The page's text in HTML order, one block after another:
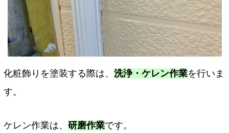
化粧飾りを塗装する際は、 洗浄・ケレン作業を行いま
す。
ケレン作業は、 研磨作業です。